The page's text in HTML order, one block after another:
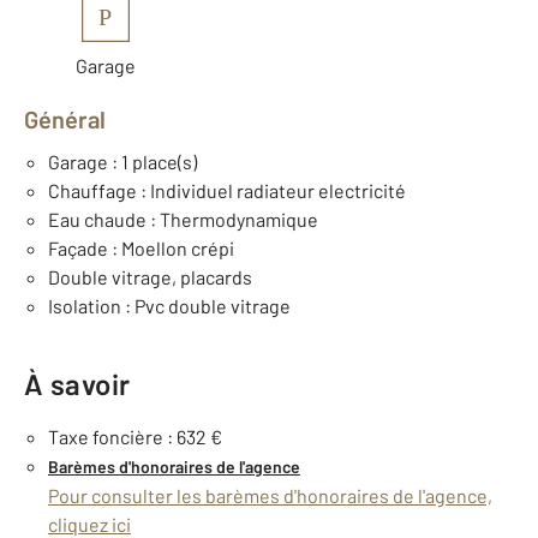
P
Garage
Général
Garage : 1 place(s)
Chauffage : Individuel radiateur electricité
Eau chaude : Thermodynamique
Façade : Moellon crépi
Double vitrage, placards
Isolation : Pvc double vitrage
À savoir
Taxe foncière : 632 €
Barèmes d'honoraires de l'agence
Pour consulter les barèmes d'honoraires de l'agence,
cliquez ici